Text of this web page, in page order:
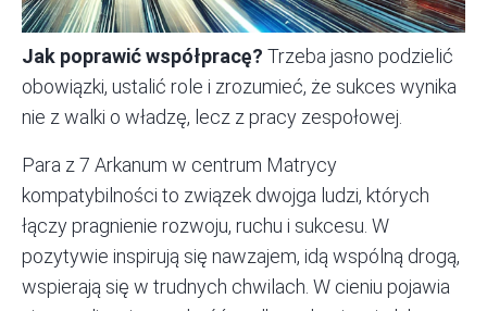
Jak poprawić współpracę? Trzeba jasno podzielić
obowiązki, ustalić role i zrozumieć, że sukces wynika
nie z walki o władzę, lecz z pracy zespołowej.
Para z 7 Arkanum w centrum Matrycy
kompatybilności to związek dwojga ludzi, których
łączy pragnienie rozwoju, ruchu i sukcesu. W
pozytywie inspirują się nawzajem, idą wspólną drogą,
wspierają się w trudnych chwilach. W cieniu pojawia